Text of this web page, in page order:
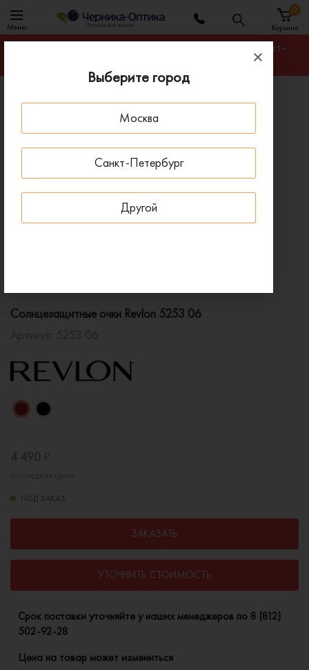
Выберите город
Москва
Санкт-Петербург
Другой
Меню Корзина
0
Гарантируем лучшую цену на любую оправу в Санкт-
Главная
Солнцезащитные очки
Солнцезащитные очки Revlon 5253 06
Солнцезащитные очки Revlon 5253 06
ПОД ЗАКАЗ
ЗАКАЗАТЬ
УТОЧНИТЬ СТОИМОСТЬ
Cрок поставки уточняйте у наших менеджеров по 8 (812)
502-92-28
Цена на товар может измениться
ПОД ЗАКАЗ